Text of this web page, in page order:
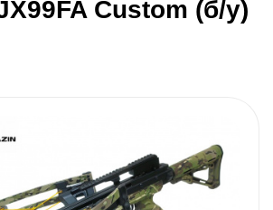
Custom (б/у)